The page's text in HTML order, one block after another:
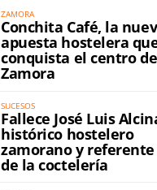
ZAMORA
Conchita Café, la
apuesta hostelera
conquista el centro de
Zamora
SUCESOS
Fallece José Luis
histórico hostelero
zamorano y referente
de la coctelería